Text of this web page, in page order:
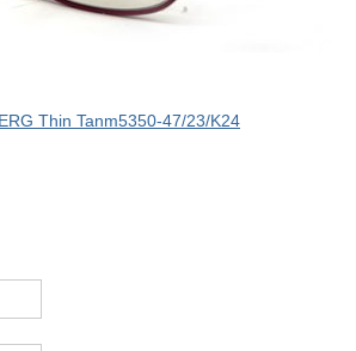
Thin Tanm5350-47/23/K24